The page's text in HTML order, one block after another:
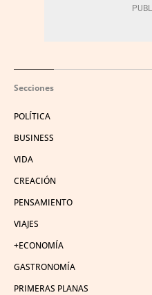
Secciones
POLÍTICA
BUSINESS
VIDA
CREACIÓN
PENSAMIENTO
VIAJES
+ECONOMÍA
GASTRONOMÍA
PRIMERAS PLANAS